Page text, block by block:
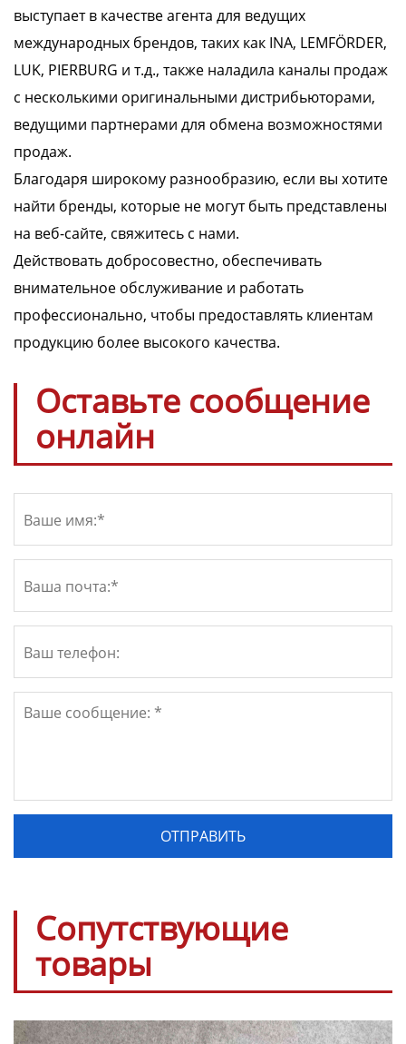
выступает в качестве агента для ведущих
международных брендов, таких как INA, LEMFÖRDER,
LUK, PIERBURG и т.д., также наладила каналы продаж
с несколькими оригинальными дистрибьюторами,
ведущими партнерами для обмена возможностями
продаж.
Благодаря широкому разнообразию, если вы хотите
найти бренды, которые не могут быть представлены
на веб-сайте, свяжитесь с нами.
Действовать добросовестно, обеспечивать
внимательное обслуживание и работать
профессионально, чтобы предоставлять клиентам
продукцию более высокого качества.
Оставьте сообщение
онлайн
Сопутствующие
товары